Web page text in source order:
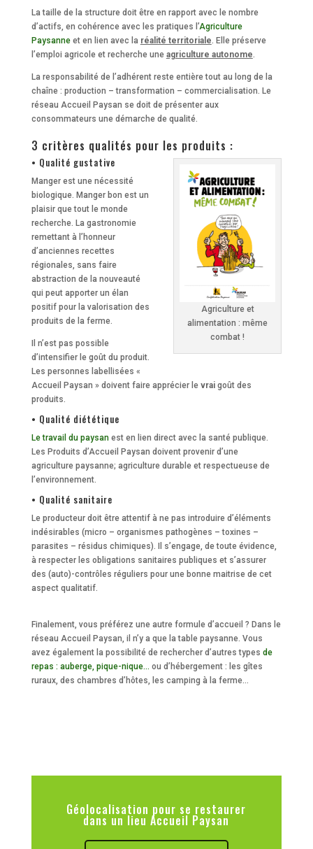
La taille de la structure doit être en rapport avec le nombre
d’actifs, en cohérence avec les pratiques l’Agriculture
Paysanneet en lien avec la réalité territoriale. Elle préserve
l’emploi agricole et recherche une agriculture autonome.
La responsabilité de l’adhérent reste entière tout au long de la
chaîne : production – transformation – commercialisation. Le
réseau Accueil Paysan se doit de présenter aux
consommateurs une démarche de qualité.
3 critères qualités pour les produits :
Agriculture et
alimentation : même
combat !
• Qualité gustative
Manger est une nécessité
biologique. Manger bon est un
plaisir que tout le monde
recherche. La gastronomie
remettant à l’honneur
d’anciennes recettes
régionales, sans faire
abstraction de la nouveauté
qui peut apporter un élan
positif pour la valorisation des
produits de la ferme.
Il n’est pas possible
d’intensifier le goût du produit.
Les personnes labellisées «
Accueil Paysan » doivent faire apprécier le vraigoût des
produits.
• Qualité diététique
Le travail du paysanest en lien direct avec la santé publique.
Les Produits d’Accueil Paysan doivent provenir d’une
agriculture paysanne; agriculture durable et respectueuse de
l’environnement.
• Qualité sanitaire
Le producteur doit être attentif à ne pas introduire d’éléments
indésirables (micro – organismes pathogènes – toxines –
parasites – résidus chimiques). Il s’engage, de toute évidence,
à respecter les obligations sanitaires publiques et s’assurer
des (auto)-contrôles réguliers pour une bonne maitrise de cet
aspect qualitatif.
Finalement, vous préférez une autre formule d’accueil ? Dans le
réseau Accueil Paysan, il n’y a que la table paysanne. Vous
avez également la possibilité de rechercher d’autres types de
repas : auberge, pique-nique… ou d’hébergement : les gîtes
ruraux, des chambres d’hôtes, les camping à la ferme…
Géolocalisation pour se restaurer
dans un lieu Accueil Paysan